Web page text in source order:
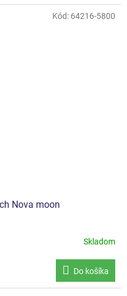
Nova moon
Skladom
Do košíka
Kód: 64216-5800